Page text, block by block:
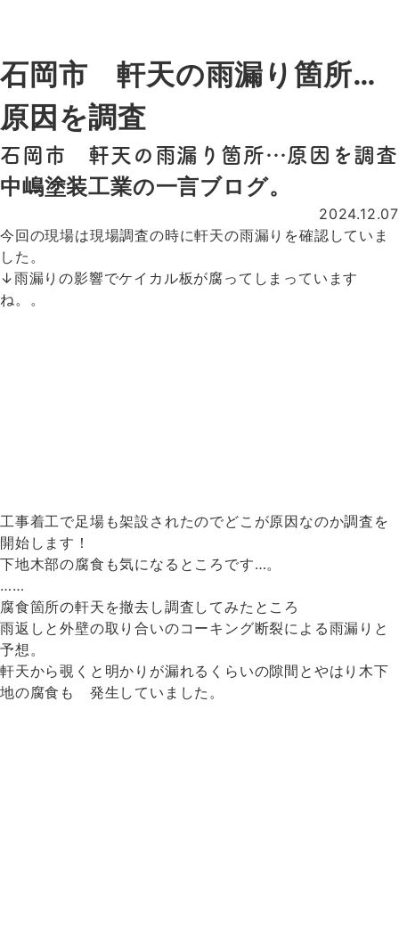
石岡市 軒天の雨漏り箇所…
原因を調査
石岡市 軒天の雨漏り箇所…原因を調査
中嶋塗装工業の一言ブログ。
2024.12.07
今回の現場は現場調査の時に軒天の雨漏りを確認していま
した。
↓雨漏りの影響でケイカル板が腐ってしまっています
ね。。
工事着工で足場も架設されたのでどこが原因なのか調査を
開始します！
下地木部の腐食も気になるところです…。
……
腐食箇所の軒天を撤去し調査してみたところ
雨返しと外壁の取り合いのコーキング断裂による雨漏りと
予想。
軒天から覗くと明かりが漏れるくらいの隙間とやはり木下
地の腐食も 発生していました。